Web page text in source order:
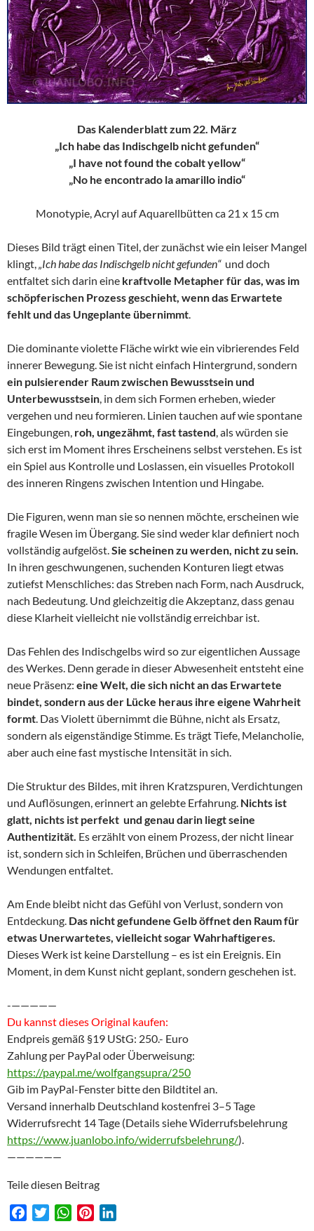
Das Kalenderblatt zum 22. März
„Ich habe das Indischgelb nicht gefunden“
„I have not found the cobalt yellow“
„No he encontrado la amarillo indio“
Monotypie, Acryl auf Aquarellbütten ca 21 x 15 cm
Dieses Bild trägt einen Titel, der zunächst wie ein leiser Mangel
klingt,„Ich habe das Indischgelb nicht gefunden“und doch
entfaltet sich darin eine kraftvolle Metapher für das, was im
schöpferischen Prozess geschieht, wenn das Erwartete
fehlt und das Ungeplante übernimmt.
Die dominante violette Fläche wirkt wie ein vibrierendes Feld
innerer Bewegung. Sie ist nicht einfach Hintergrund, sondern
ein pulsierender Raum zwischen Bewusstsein und
Unterbewusstsein, in dem sich Formen erheben, wieder
vergehen und neu formieren. Linien tauchen auf wie spontane
Eingebungen, roh, ungezähmt, fast tastend, als würden sie
sich erst im Moment ihres Erscheinens selbst verstehen. Es ist
ein Spiel aus Kontrolle und Loslassen, ein visuelles Protokoll
des inneren Ringens zwischen Intention und Hingabe.
Die Figuren, wenn man sie so nennen möchte, erscheinen wie
fragile Wesen im Übergang. Sie sind weder klar definiert noch
vollständig aufgelöst.Sie scheinen zu werden, nicht zu sein.
In ihren geschwungenen, suchenden Konturen liegt etwas
zutiefst Menschliches: das Streben nach Form, nach Ausdruck,
nach Bedeutung. Und gleichzeitig die Akzeptanz, dass genau
diese Klarheit vielleicht nie vollständig erreichbar ist.
Das Fehlen des Indischgelbs wird so zur eigentlichen Aussage
des Werkes. Denn gerade in dieser Abwesenheit entsteht eine
neue Präsenz: eine Welt, die sich nicht an das Erwartete
bindet, sondern aus der Lücke heraus ihre eigene Wahrheit
formt. Das Violett übernimmt die Bühne, nicht als Ersatz,
sondern als eigenständige Stimme. Es trägt Tiefe, Melancholie,
aber auch eine fast mystische Intensität in sich.
Die Struktur des Bildes, mit ihren Kratzspuren, Verdichtungen
und Auflösungen, erinnert an gelebte Erfahrung. Nichts ist
glatt, nichts ist perfekt und genau darin liegt seine
Authentizität. Es erzählt von einem Prozess, der nicht linear
ist, sondern sich in Schleifen, Brüchen und überraschenden
Wendungen entfaltet.
Am Ende bleibt nicht das Gefühl von Verlust, sondern von
Entdeckung. Das nicht gefundene Gelb öffnet den Raum für
etwas Unerwartetes, vielleicht sogar Wahrhaftigeres.
Dieses Werk ist keine Darstellung – es ist ein Ereignis. Ein
Moment, in dem Kunst nicht geplant, sondern geschehen ist.
-—————
Du kannst dieses Original kaufen:
Endpreis gemäß §19 UStG: 250.- Euro
Zahlung per PayPal oder Überweisung:
https://paypal.me/wolfgangsupra/250
Gib im PayPal-Fenster bitte den Bildtitel an.
Versand innerhalb Deutschland kostenfrei 3–5 Tage
Widerrufsrecht 14 Tage (Details siehe Widerrufsbelehrung
https://www.juanlobo.info/widerrufsbelehrung/).
——————
Teile diesen Beitrag
W